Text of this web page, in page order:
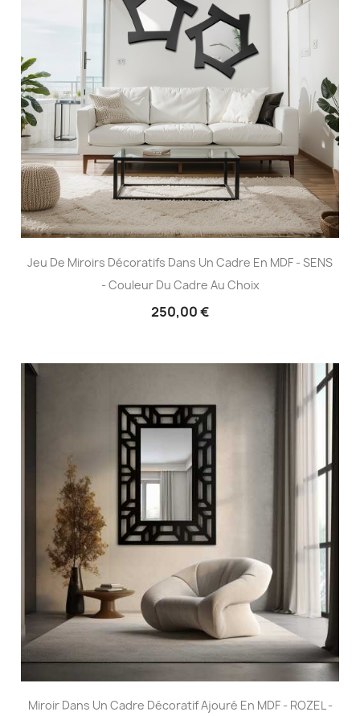
Jeu De Miroirs Décoratifs Dans Un Cadre En MDF - SENS
- Couleur Du Cadre Au Choix
250,00 €
Miroir Dans Un Cadre Décoratif Ajouré En MDF - ROZEL -